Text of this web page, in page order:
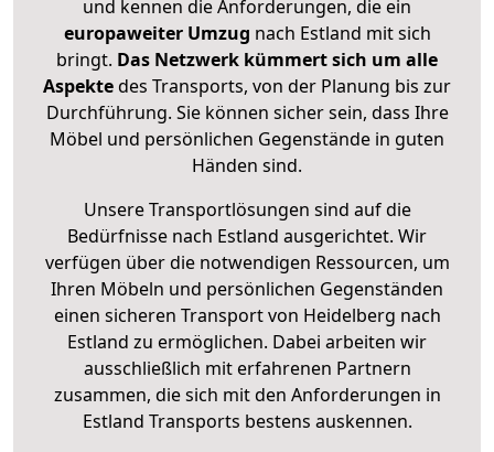
und kennen die Anforderungen, die ein
europaweiter Umzug nach Estland mit sich
bringt. Das Netzwerk kümmert sich um alle
Aspektedes Transports, von der Planung bis zur
Durchführung. Sie können sicher sein, dass Ihre
Möbel und persönlichen Gegenstände in guten
Händen sind.
Unsere Transportlösungen sind auf die
Bedürfnisse nach Estland ausgerichtet. Wir
verfügen über die notwendigen Ressourcen, um
Ihren Möbeln und persönlichen Gegenständen
einen sicheren Transport von Heidelberg nach
Estland zu ermöglichen. Dabei arbeiten wir
ausschließlich mit erfahrenen Partnern
zusammen, die sich mit den Anforderungen in
Estland Transports bestens auskennen.